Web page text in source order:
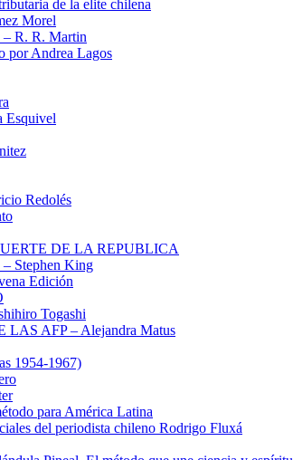
de la elite chilena
Morel
– R. R. Martin
por Andrea Lagos
Esquivel
Redolés
DE LA REPUBLICA
Stephen King
Edición
Togashi
LAS AFP – Alejandra Matus
1954-1967)
para América Latina
del periodista chileno Rodrigo Fluxá